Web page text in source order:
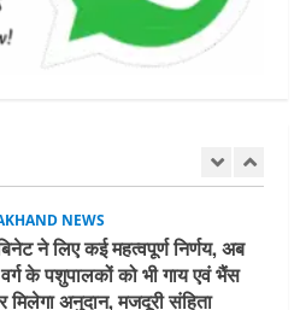
8, 2026
NEWS
NEWS
राष्ट्रीय हथकरघा दिवस के अवसर पर
दिवसीय प्रदर्शनी का आयोजन किया